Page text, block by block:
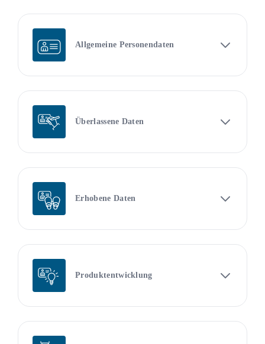
Allgemeine Personendaten
Überlassene Daten
Erhobene Daten
Produktentwicklung